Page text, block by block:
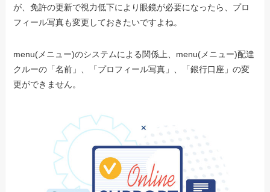
が、免許の更新で視力低下により眼鏡が必要になったら、プロ
フィール写真も変更しておきたいですよね。
menu(メニュー)のシステムによる関係上、menu(メニュー)配達
クルーの「名前」、「プロフィール写真」、「銀行口座」の変
更ができません。